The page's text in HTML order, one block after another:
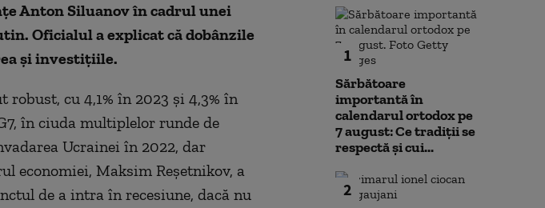
Anton Siluanov în cadrul unei
Oficialul a explicat că dobânzile
și investițiile.
robust, cu 4,1% în 2023 şi 4,3% în
în ciuda multiplelor runde de
Ucrainei în 2022, dar
economiei, Maksim Reşetnikov, a
de a intra în recesiune, dacă nu
1
Sărbătoare
importantă în
calendarul ortodox pe
7 august: Ce tradiții se
respectă și cui...
2